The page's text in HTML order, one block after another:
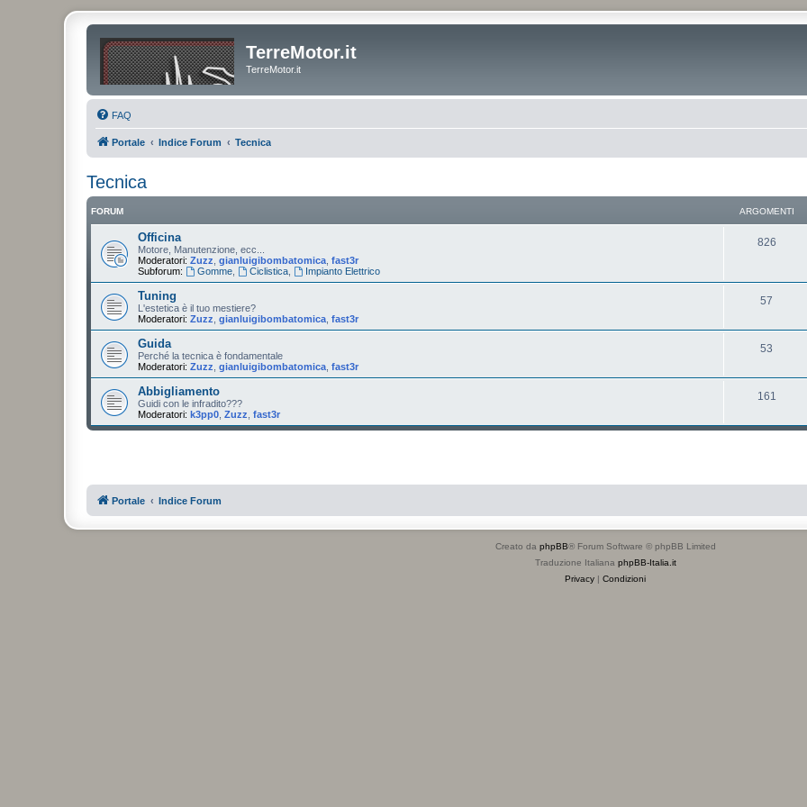
TerreMotor.it
TerreMotor.it
FAQ
Portale Indice Forum Tecnica
Tecnica
FORUM ARGOMENTI
Officina
Motore, Manutenzione, ecc...
Moderatori: Zuzz gianluigibombatomica fast3r
Subforum:
Gomme, Ciclistica, Impianto Elettrico
826
Tuning
L'estetica è il tuo mestiere?
Moderatori: Zuzz gianluigibombatomica fast3r
57
Guida
Perché la tecnica è fondamentale
Moderatori: Zuzz gianluigibombatomica fast3r
53
Abbigliamento
Guidi con le infradito???
Moderatori: k3pp0 Zuzz fast3r
161
Portale Indice Forum
Creato da phpBB® Forum Software © phpBB Limited
Traduzione Italiana phpBB-Italia.it
Privacy | Condizioni